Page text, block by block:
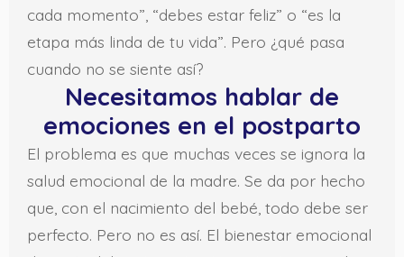
cada momento”, “debes estar feliz” o “es la
etapa más linda de tu vida”. Pero ¿qué pasa
cuando no se siente así?
Necesitamos hablar de
emociones en el postparto
El problema es que muchas veces se ignora la
salud emocional de la madre. Se da por hecho
que, con el nacimiento del bebé, todo debe ser
perfecto. Pero no es así. El bienestar emocional